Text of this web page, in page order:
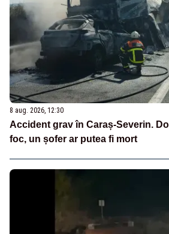
8 aug. 2026, 12:30
Accident grav în Caraș-Severin.
foc, un șofer ar putea fi mort